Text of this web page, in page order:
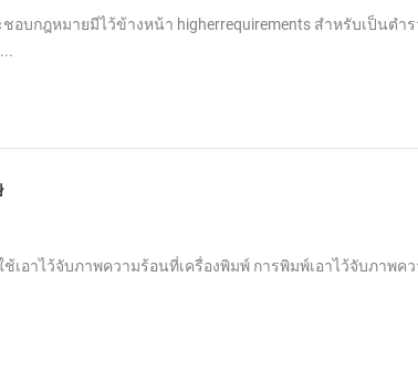
บกฎหมายมีไว้ข้างหน้า higherrequirements สำหรับเป็นตำ
อาไว้จับภาพความร้อนที่เครื่องพิมพ์ การพิมพ์เอาไว้จับภาพค